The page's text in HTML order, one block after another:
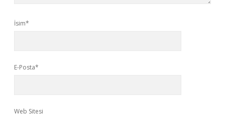
İsim*
E-Posta*
Web Sitesi